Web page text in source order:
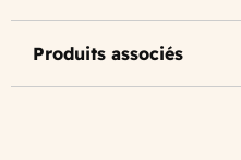
Produits associés